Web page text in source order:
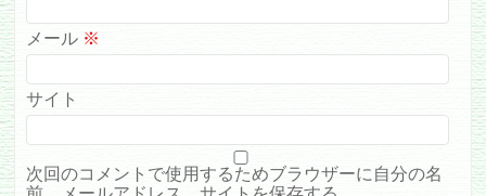
メール ※
サイト
次回のコメントで使用するためブラウザーに自分の名